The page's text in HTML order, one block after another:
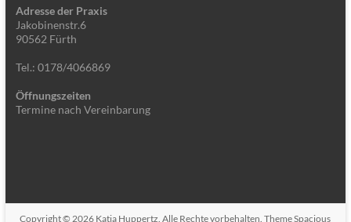
Adresse der Praxis
Jakobinenstr.6
90562 Fürth
Tel.: 0178/4066869
Öffnungszeiten
Termine nach Vereinbarung
Copyright © 2026 Katja Huppertz . Alle Rechte vorbehalten. ThemeSpacious